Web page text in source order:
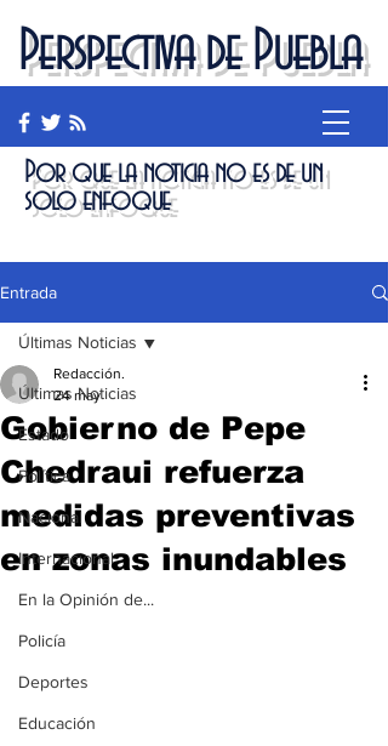
Perspectiva de Puebla
Por que la noticia no es de un
solo enfoque
Entrada
Últimas Noticias
Estado
Política
Nacional
Internacional
En la Opinión de...
Policía
Deportes
Educación
Últimas Noticias
Gobierno de Pepe
Chedraui refuerza
medidas preventivas
en zonas inundables
Redacción.
24 may